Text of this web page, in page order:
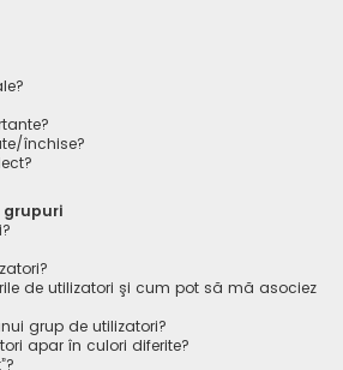
închise?
grupuri
de utilizatori şi cum pot să mă asociez
grup de utilizatori?
apar în culori diferite?